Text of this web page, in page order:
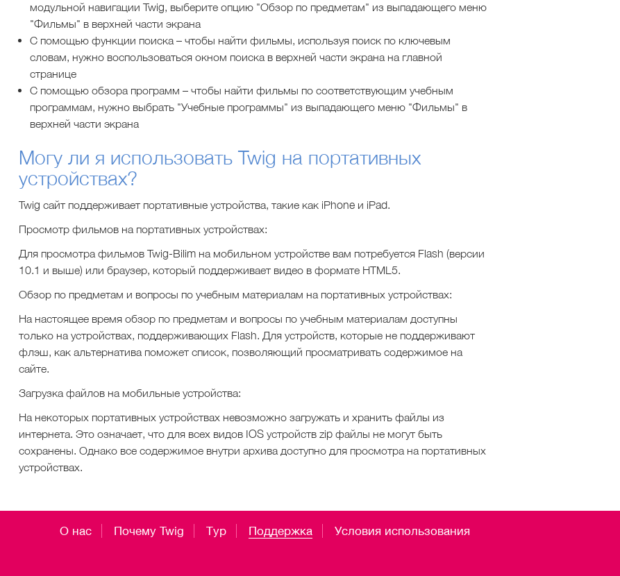
модульной навигации Twig, выберите опцию "Обзор по предметам" из выпадающего меню
"Фильмы" в верхней части экрана
С помощью функции поиска – чтобы найти фильмы, используя поиск по ключевым
словам, нужно воспользоваться окном поиска в верхней части экрана на главной
странице
С помощью обзора программ – чтобы найти фильмы по соответствующим учебным
программам, нужно выбрать "Учебные программы" из выпадающего меню "Фильмы" в
верхней части экрана
Могу ли я использовать Twig на портативных
устройствах?
Twig сайт поддерживает портативные устройства, такие как iPhone и iPad.
Просмотр фильмов на портативных устройствах:
Для просмотра фильмов Twig-Bilim на мобильном устройстве вам потребуется Flash (версии
10.1 и выше) или браузер, который поддерживает видео в формате HTML5.
Обзор по предметам и вопросы по учебным материалам на портативных устройствах:
На настоящее время обзор по предметам и вопросы по учебным материалам доступны
только на устройствах, поддерживающих Flash. Для устройств, которые не поддерживают
флэш, как альтернатива поможет список, позволяющий просматривать содержимое на
сайте.
Загрузка файлов на мобильные устройства:
На некоторых портативных устройствах невозможно загружать и хранить файлы из
интернета. Это означает, что для всех видов IOS устройств zip файлы не могут быть
сохранены. Однако все содержимое внутри архива доступно для просмотра на портативных
устройствах.
О нас Почему Twig Тур Поддержка Условия использования